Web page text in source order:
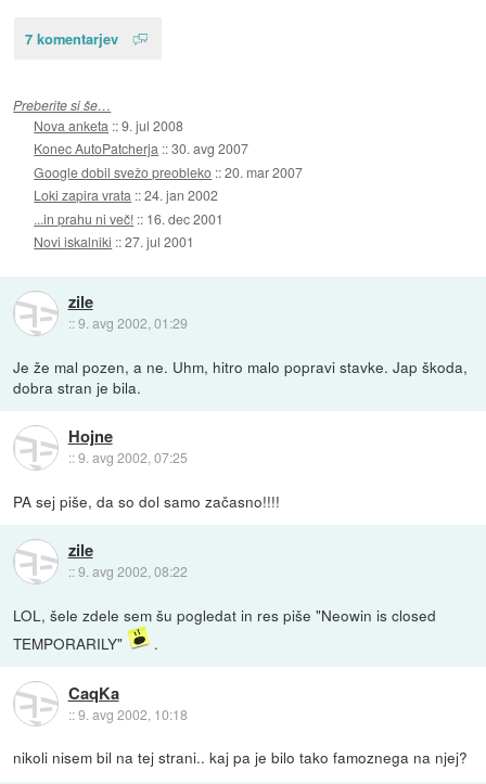
7 komentarjev
Preberite si še…
Nova anketa ::9. jul 2008
Konec AutoPatcherja ::30. avg 2007
Google dobil svežo preobleko ::20. mar 2007
Loki zapira vrata ::24. jan 2002
...in prahu ni več! :: 16. dec 2001
Novi iskalniki ::27. jul 2001
zile
::9. avg 2002, 01:29
Je že mal pozen, a ne. Uhm, hitro malo popravi stavke. Jap škoda,
dobra stran je bila.
Hojne
::9. avg 2002, 07:25
PA sej piše, da so dol samo začasno!!!!
zile
::9. avg 2002, 08:22
LOL, šele zdele sem šu pogledat in res piše "Neowin is closed
TEMPORARILY"
.
CaqKa
::9. avg 2002, 10:18
nikoli nisem bil na tej strani.. kaj pa je bilo tako famoznega na njej?